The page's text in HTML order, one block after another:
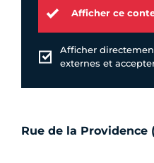
Afficher ce
Afficher
externes et
Rue de la Providence